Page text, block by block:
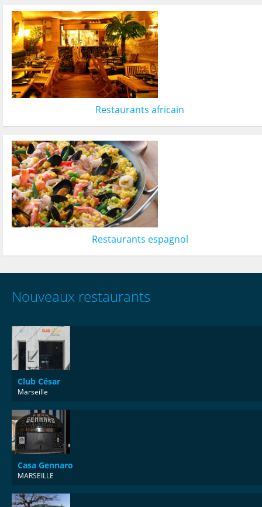
Restaurants africain
Restaurants espagnol
Nouveaux restaurants
Club César
Marseille
Casa Gennaro
MARSEILLE